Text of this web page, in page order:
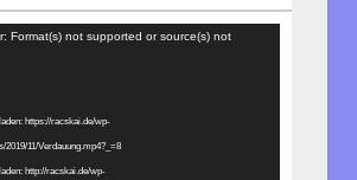
Format(s) not supported or source(s) not
https://racskai.de/wp-
2019/11/Verdauung.mp4?_=8
http://racskai.de/wp-